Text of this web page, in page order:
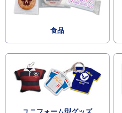
食品